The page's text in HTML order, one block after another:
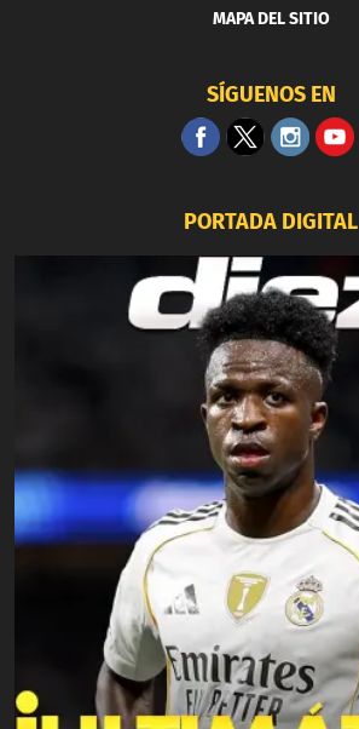
MAPA DEL SITIO
SÍGUENOS EN
PORTADA DIGITAL